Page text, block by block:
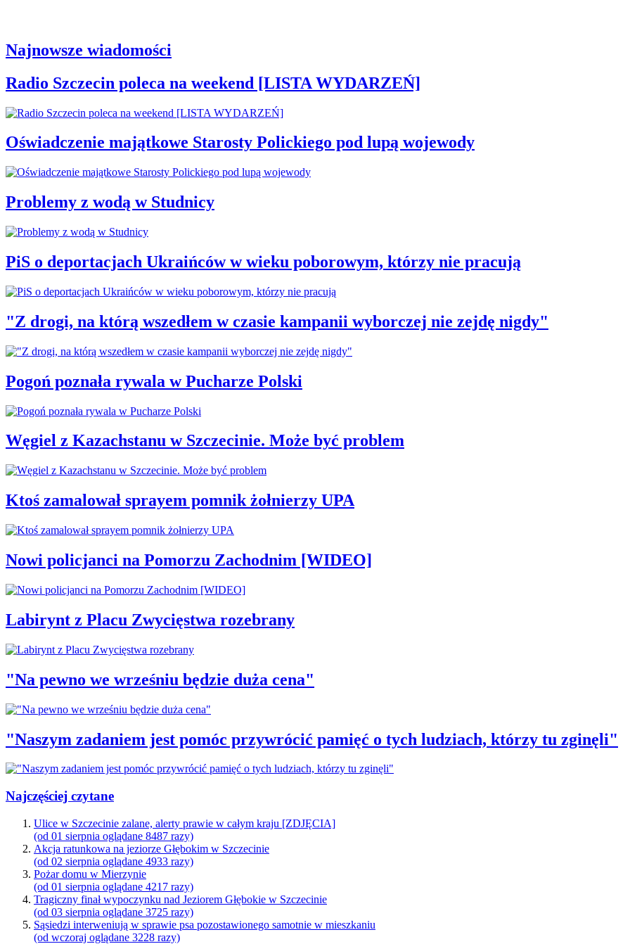
Najnowsze wiadomości
Radio Szczecin poleca na weekend [LISTA WYDARZEŃ]
Oświadczenie majątkowe Starosty Polickiego pod lupą wojewody
Problemy z wodą w Studnicy
PiS o deportacjach Ukraińców w wieku poborowym, którzy nie pracują
"Z drogi, na którą wszedłem w czasie kampanii wyborczej nie zejdę nigdy"
Pogoń poznała rywala w Pucharze Polski
Węgiel z Kazachstanu w Szczecinie. Może być problem
Ktoś zamalował sprayem pomnik żołnierzy UPA
Nowi policjanci na Pomorzu Zachodnim [WIDEO]
Labirynt z Placu Zwycięstwa rozebrany
"Na pewno we wrześniu będzie duża cena"
"Naszym zadaniem jest pomóc przywrócić pamięć o tych ludziach, którzy tu zginęli"
Najczęściej czytane
Ulice w Szczecinie zalane, alerty prawie w całym kraju [ZDJĘCIA]
(od 01 sierpnia oglądane 8487 razy)
Akcja ratunkowa na jeziorze Głębokim w Szczecinie
(od 02 sierpnia oglądane 4933 razy)
Pożar domu w Mierzynie
(od 01 sierpnia oglądane 4217 razy)
Tragiczny finał wypoczynku nad Jeziorem Głębokie w Szczecinie
(od 03 sierpnia oglądane 3725 razy)
Sąsiedzi interweniują w sprawie psa pozostawionego samotnie w mieszkaniu
(od wczoraj oglądane 3228 razy)